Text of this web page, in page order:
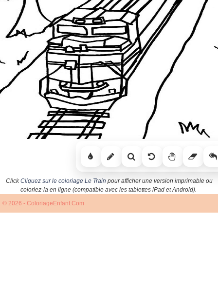
ClickCliquez sur le coloriage Le Train pour afficher une version imprimable ou
coloriez-la en ligne (compatible avec les tablettes iPad et Android).
© 2026 - ColoriageEnfant.Com